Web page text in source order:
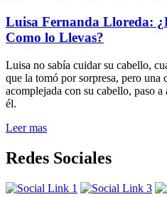
Luisa Fernanda Lloreda:
Como lo Llevas?
Luisa no sabía cuidar su cabello,
que la tomó por sorpresa, pero una
acomplejada con su cabello, paso
él.
Leer mas
Redes Sociales